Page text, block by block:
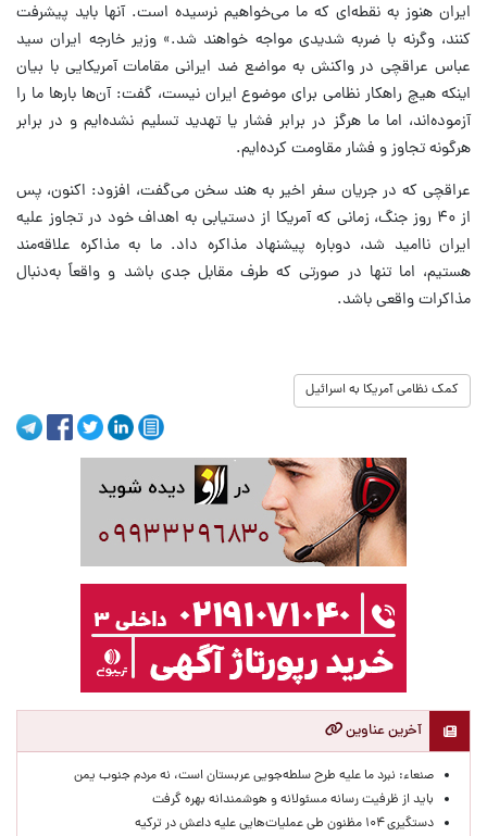
ایران هنوز به نقطه‌ای که ما می‌خواهیم نرسیده است. آنها باید پیشرفت
کنند، وگرنه با ضربه شدیدی مواجه خواهند شد.» وزیر خارجه ایران سید
عباس عراقچی در واکنش به مواضع ضد ایرانی مقامات آمریکایی با بیان
اینکه هیچ راهکار نظامی برای موضوع ایران نیست، گفت: آن‌ها بارها ما را
آزموده‌اند، اما ما هرگز در برابر فشار یا تهدید تسلیم نشده‌ایم و در برابر
هرگونه تجاوز و فشار مقاومت کرده‌ایم.
عراقچی که در جریان سفر اخیر به هند سخن می‌گفت، افزود: اکنون، پس
از ۴۰ روز جنگ، زمانی که آمریکا از دستیابی به اهداف خود در تجاوز علیه
ایران ناامید شد، دوباره پیشنهاد مذاکره داد. ما به مذاکره علاقه‌مند
هستیم، اما تنها در صورتی که طرف مقابل جدی باشد و واقعاً به‌دنبال
مذاکرات واقعی باشد.
کمک نظامی آمریکا به اسرائیل
آخرین عناوین
صنعاء: نبرد ما علیه طرح سلطه‌جویی عربستان است، نه مردم جنوب یمن
باید از ظرفیت رسانه مسئولانه و هوشمندانه بهره گرفت
دستگیری ۱۰۴ مظنون طی عملیات‌هایی علیه داعش در ترکیه